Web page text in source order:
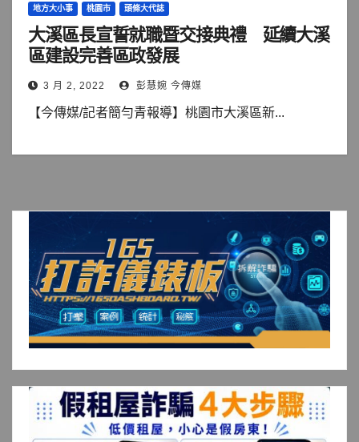
地方大小事 桃園市 頭條大代誌
大溪區長宣誓就職暨交接典禮 延續大溪
區建設完善區政發展
3 月 2, 2022 彭慧婉 今傳媒
【今傳媒/記者簡勻青報導】桃園市大溪區新...